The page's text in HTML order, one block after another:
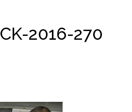
2016-270